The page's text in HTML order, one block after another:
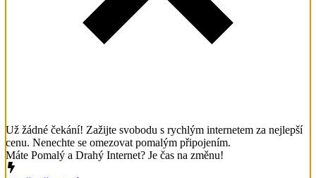
Už žádné čekání! Zažijte svobodu s rychlým internetem za nejlepší
cenu. Nenechte se omezovat pomalým připojením.
Máte Pomalý a Drahý Internet? Je čas na změnu!